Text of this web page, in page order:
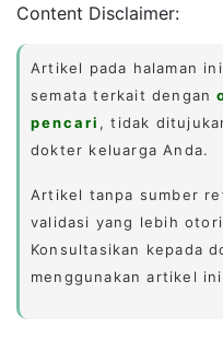
Content Disclaimer:
Artikel pada halaman
semata terkait dengan
pencari , tidak
dokter keluarga Anda.
Artikel tanpa sumber
validasi yang lebih
Konsultasikan kepada
menggunakan artikel